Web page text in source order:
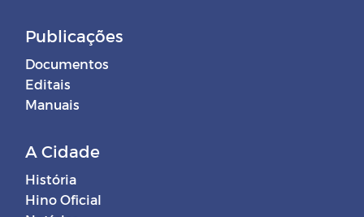
Publicações
Documentos
Editais
Manuais
A Cidade
História
Hino Oficial